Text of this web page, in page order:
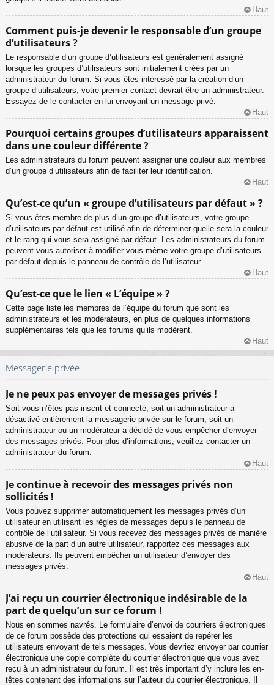
Haut
Comment puis-je devenir le responsable d’un groupe
d’utilisateurs ?
Le responsable d’un groupe d’utilisateurs est généralement assigné
lorsque les groupes d’utilisateurs sont initialement créés par un
administrateur du forum. Si vous êtes intéressé par la création d’un
groupe d’utilisateurs, votre premier contact devrait être un administrateur.
Essayez de le contacter en lui envoyant un message privé.
Haut
Pourquoi certains groupes d’utilisateurs apparaissent
dans une couleur différente ?
Les administrateurs du forum peuvent assigner une couleur aux membres
d’un groupe d’utilisateurs afin de faciliter leur identification.
Haut
Qu’est-ce qu’un « groupe d’utilisateurs par défaut » ?
Si vous êtes membre de plus d’un groupe d’utilisateurs, votre groupe
d’utilisateurs par défaut est utilisé afin de déterminer quelle sera la couleur
et le rang qui vous sera assigné par défaut. Les administrateurs du forum
peuvent vous autoriser à modifier vous-même votre groupe d’utilisateurs
par défaut depuis le panneau de contrôle de l’utilisateur.
Haut
Qu’est-ce que le lien « L’équipe » ?
Cette page liste les membres de l’équipe du forum que sont les
administrateurs et les modérateurs, en plus de quelques informations
supplémentaires tels que les forums qu’ils modèrent.
Haut
Messagerie privée
Je ne peux pas envoyer de messages privés !
Soit vous n’êtes pas inscrit et connecté, soit un administrateur a
désactivé entièrement la messagerie privée sur le forum, soit un
administrateur ou un modérateur a décidé de vous empêcher d’envoyer
des messages privés. Pour plus d’informations, veuillez contacter un
administrateur du forum.
Haut
Je continue à recevoir des messages privés non
sollicités !
Vous pouvez supprimer automatiquement les messages privés d’un
utilisateur en utilisant les règles de messages depuis le panneau de
contrôle de l’utilisateur. Si vous recevez des messages privés de manière
abusive de la part d’un autre utilisateur, rapportez ces messages aux
modérateurs. Ils peuvent empêcher un utilisateur d’envoyer des
messages privés.
Haut
J’ai reçu un courrier électronique indésirable de la
part de quelqu’un sur ce forum !
Nous en sommes navrés. Le formulaire d’envoi de courriers électroniques
de ce forum possède des protections qui essaient de repérer les
utilisateurs envoyant de tels messages. Vous devriez envoyer par courrier
électronique une copie complète du courrier électronique que vous avez
reçu à un administrateur du forum. Il est très important d’y inclure les en-
têtes contenant des informations sur l’auteur du courrier électronique. Il